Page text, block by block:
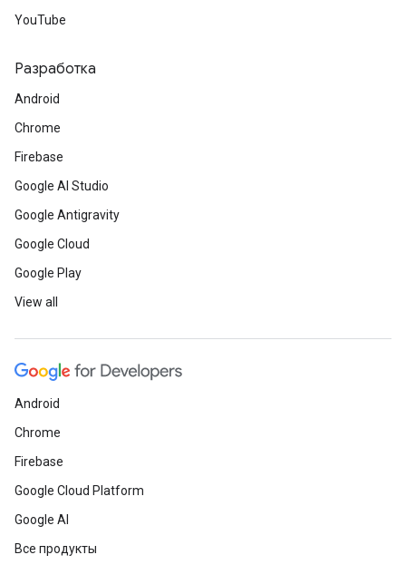
YouTube
Разработка
Android
Chrome
Firebase
Google AI Studio
Google Antigravity
Google Cloud
Google Play
View all
Android
Chrome
Firebase
Google Cloud Platform
Google AI
Все продукты